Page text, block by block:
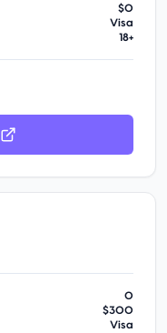
$0
Visa
18+
0
$300
Visa